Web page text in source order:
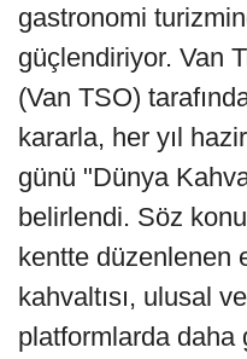
gastronomi
güçlendiriyor. Van
(Van TSO)
kararla, her yıl
günü "Dünya
belirlendi. Söz
kentte düzenlenen
kahvaltısı, ulusal
platformlarda daha